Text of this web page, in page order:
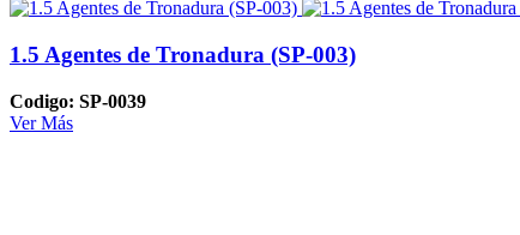
1.5 Agentes de Tronadura (SP-003)
Codigo: SP-0039
Ver Más